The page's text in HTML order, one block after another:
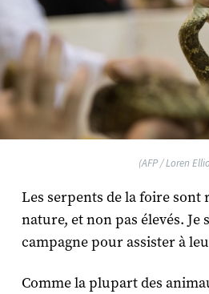
(AFP / Loren
Les serpents de la foire sont
nature, et non pas élevés. Je
campagne pour assister à
Comme la plupart des